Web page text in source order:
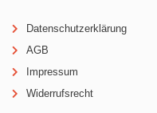
Datenschutzerklärung
AGB
Impressum
Widerrufsrecht